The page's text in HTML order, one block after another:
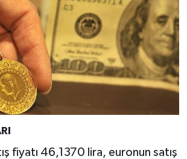
fiyatı 46,1370 lira, euronun satış